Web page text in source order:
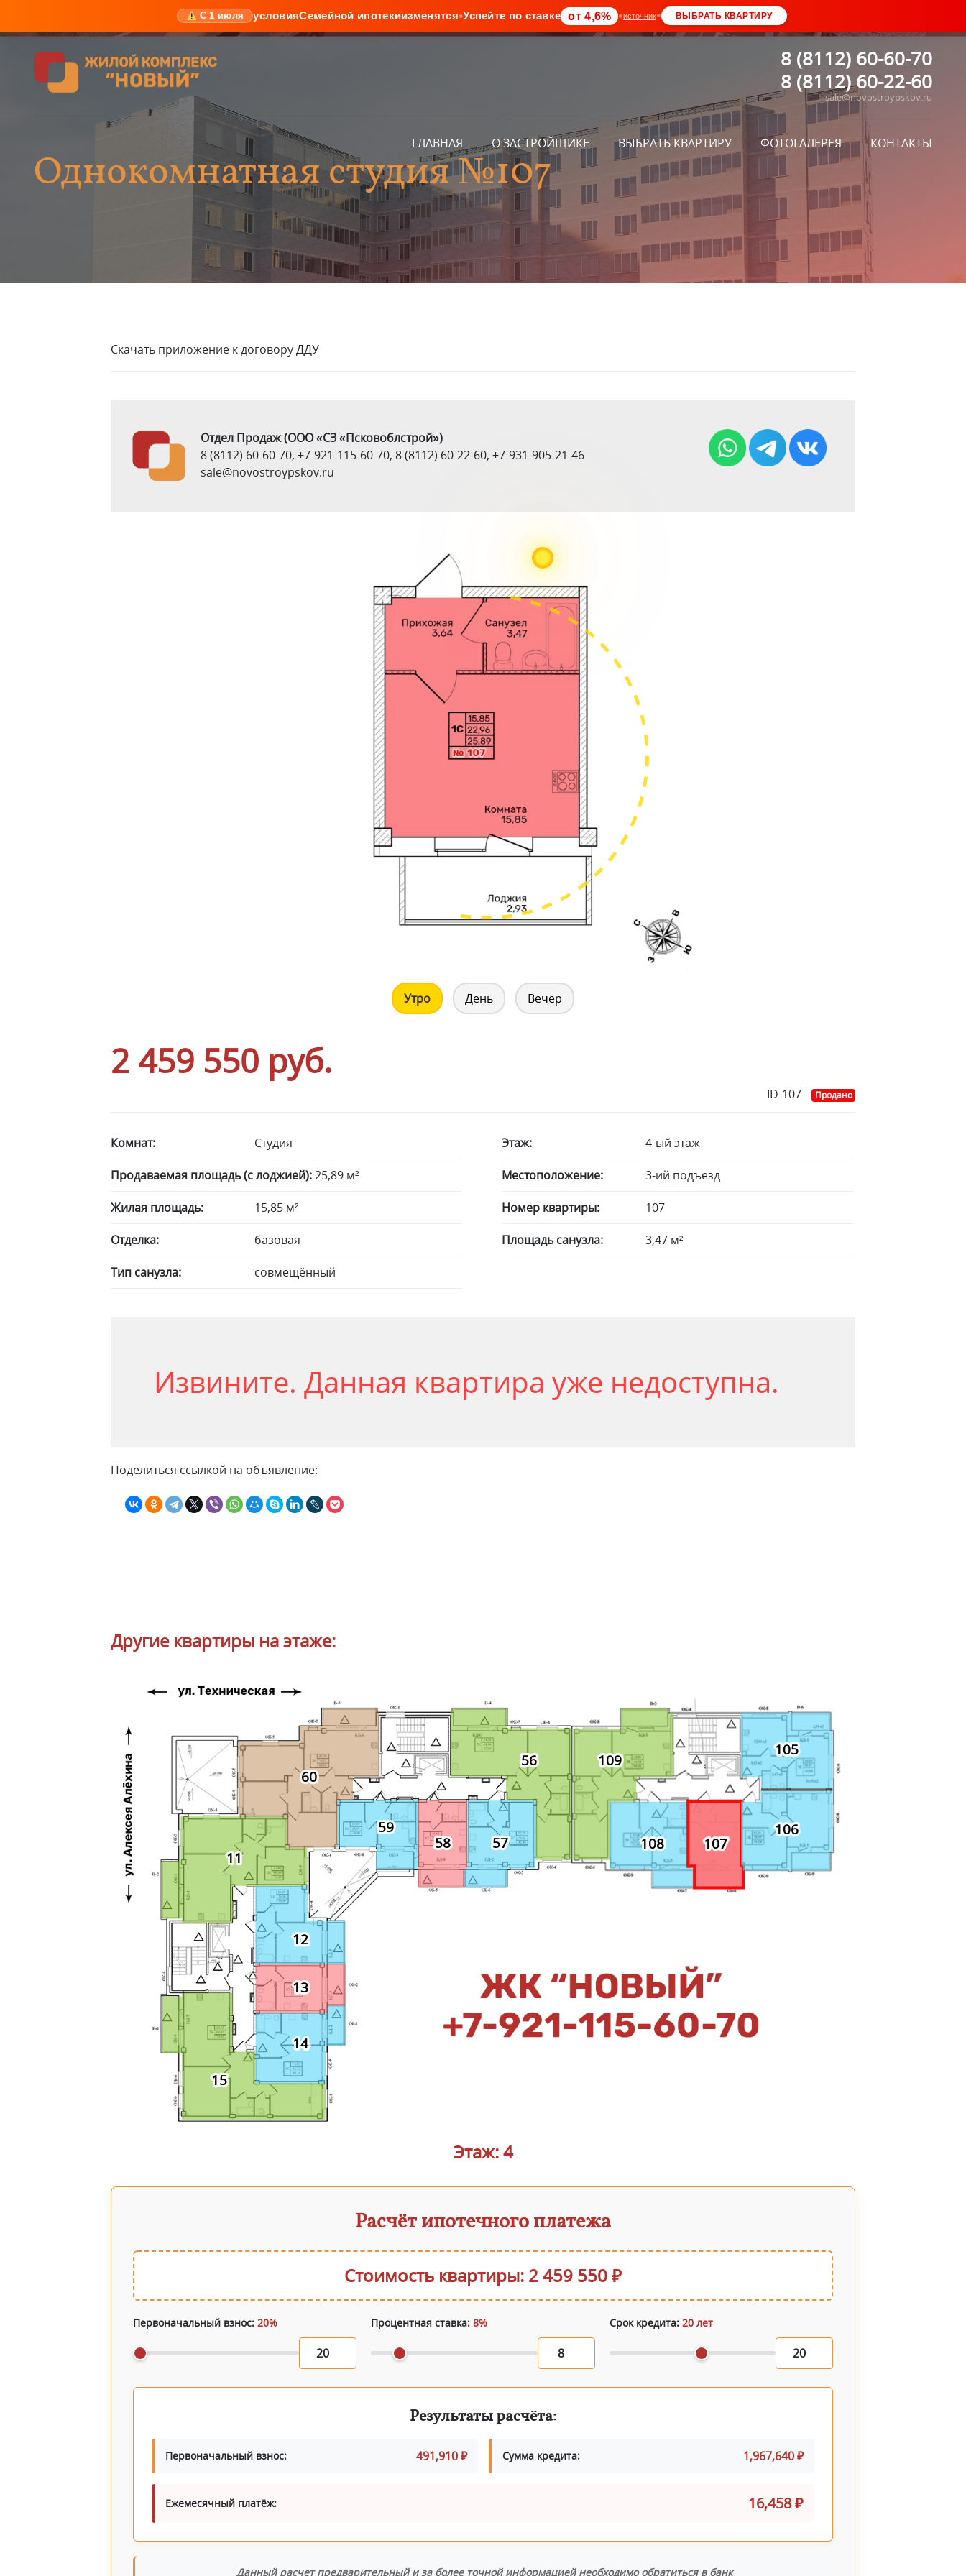
С 1 июля условияСемейной ипотекиизменятся•Успейте по ставке от 4,6% •источник• ВЫБРАТЬ КВАРТИРУ *
8 (8112) 60-60-70
8 (8112) 60-22-60
sale@novostroypskov.ru
ГЛАВНАЯ О ЗАСТРОЙЩИКЕ ВЫБРАТЬ КВАРТИРУ ФОТОГАЛЕРЕЯ КОНТАКТЫ
Однокомнатная студия №107
Скачать приложение к договору ДДУ
Отдел Продаж(ООО «СЗ «Псковоблстрой»)
8 (8112) 60-60-70, +7-921-115-60-70, 8 (8112) 60-22-60, +7-931-905-21-46
sale@novostroypskov.ru
Утро День Вечер
2 459 550руб.
ID-107 Продано
Комнат: Студия Этаж: 4-ый этаж
Продаваемая площадь (с лоджией):25,89 м² Местоположение: 3-ий подъезд
Жилая площадь: 15,85 м² Номер квартиры: 107
Отделка: базовая Площадь санузла: 3,47 м²
Тип санузла: совмещённый
Извините. Данная квартира уже недоступна.
Поделиться ссылкой на объявление:
Другие квартиры на этаже:
15
14
13
12
11
60
59
58 57
56 109
108 107
106
105
Этаж: 4
Расчёт ипотечного платежа
Стоимость квартиры: 2 459 550 ₽
Первоначальный взнос: 20% Процентная ставка:8% Срок кредита: 20 лет
Результаты расчёта:
Первоначальный взнос: 491,910 ₽ Сумма кредита: 1,967,640 ₽
Ежемесячный платёж: 16,458 ₽
Данный расчет предварительный и за более точной информацией необходимо обратиться в банк